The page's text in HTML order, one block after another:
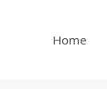
Home